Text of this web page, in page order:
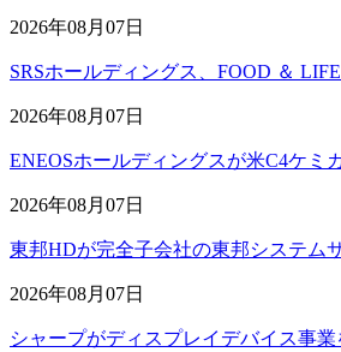
2026年08月07日
SRSホールディングス、FOOD ＆
2026年08月07日
ENEOSホールディングスが米C4ケミ
2026年08月07日
東邦HDが完全子会社の東邦システム
2026年08月07日
シャープがディスプレイデバイス事